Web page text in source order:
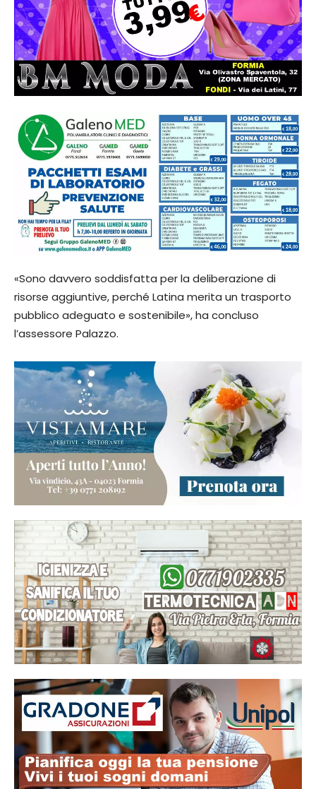
«Sono davvero soddisfatta per la deliberazione di
risorse aggiuntive, perché Latina merita un trasporto
pubblico adeguato e sostenibile», ha concluso
l’assessore Palazzo.